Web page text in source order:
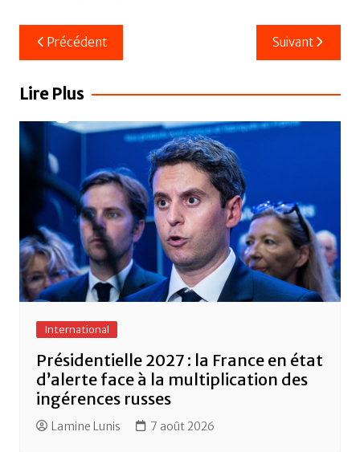
c
e
b
o
k
itt
er
ail
A
p
er
Navigation
de
l’article
Précédent Suivant
Lire Plus
International
Présidentielle 2027 : la France en état
d’alerte face à la multiplication des
ingérences russes
Lamine Lunis 7 août 2026